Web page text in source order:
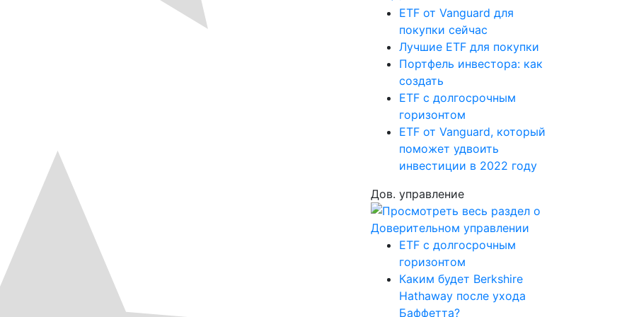
ETF от Vanguard для
покупки сейчас
Лучшие ETF для покупки
Портфель инвестора: как
создать
ETF с долгосрочным
горизонтом
ETF от Vanguard, который
поможет удвоить
инвестиции в 2022 году
Дов. управление
ETF с долгосрочным
горизонтом
Каким будет Berkshire
Hathaway после ухода
Баффетта?